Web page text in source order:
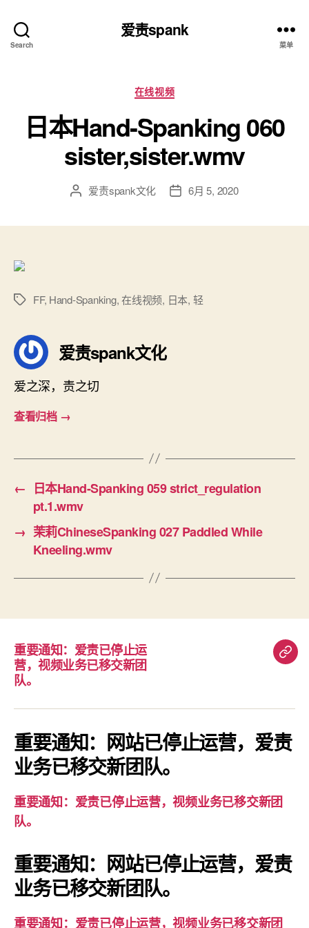
Search
爱责spank
菜单
分
类
在线视频
日本Hand-Spanking 060
sister,sister.wmv
文 爱责spank文化
发 6月 5, 2020
标
FF, Hand-Spanking,在线视频, 日本, 轻
爱责spank文化
爱之深，责之切
查看归档 →
← 日本Hand-Spanking 059 strict_regulation
pt.1.wmv
→ 茉莉ChineseSpanking 027 Paddled While
Kneeling.wmv
重要通知：爱责已停止运
营，视频业务已移交新团
队。
重
知：
爱
责
视
重要通知：网站已停止运营，爱责
业务已移交新团队。
重要通知：爱责已停止运营，视频业务已移交新团
队。
重要通知：网站已停止运营，爱责
业务已移交新团队。
重要通知：爱责已停止运营，视频业务已移交新团